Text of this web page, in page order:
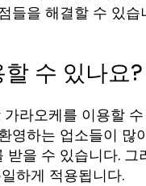
들을 해결할 수 있습
수 있나요?
라오케를 이용할
영하는 업소들이 많
받을 수 있습니다. 그
하게 적용됩니다.